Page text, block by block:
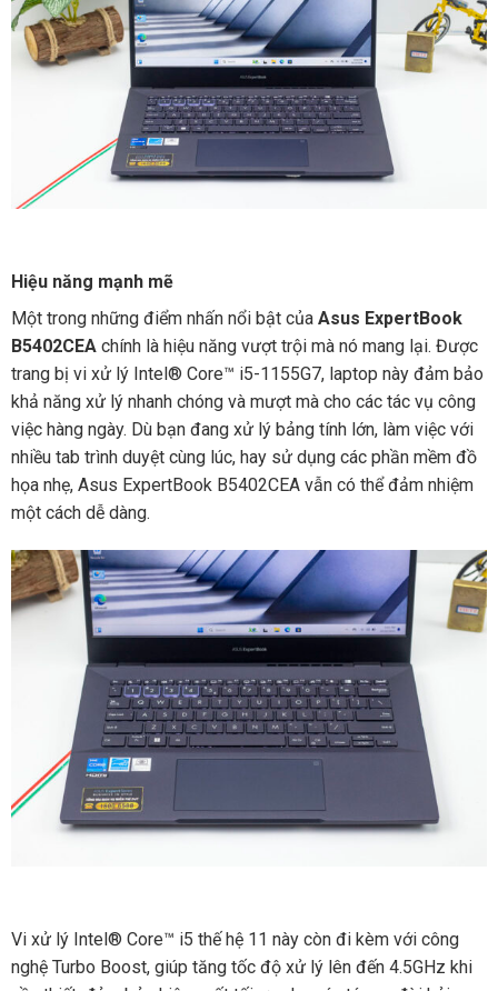
Hiệu năng mạnh mẽ
Một trong những điểm nhấn nổi bật của Asus ExpertBook
B5402CEAchính là hiệu năng vượt trội mà nó mang lại. Được
trang bị vi xử lý Intel® Core™ i5-1155G7, laptop này đảm bảo
khả năng xử lý nhanh chóng và mượt mà cho các tác vụ công
việc hàng ngày. Dù bạn đang xử lý bảng tính lớn, làm việc với
nhiều tab trình duyệt cùng lúc, hay sử dụng các phần mềm đồ
họa nhẹ, Asus ExpertBook B5402CEA vẫn có thể đảm nhiệm
một cách dễ dàng.
Vi xử lý Intel® Core™ i5 thế hệ 11 này còn đi kèm với công
nghệ Turbo Boost, giúp tăng tốc độ xử lý lên đến 4.5GHz khi